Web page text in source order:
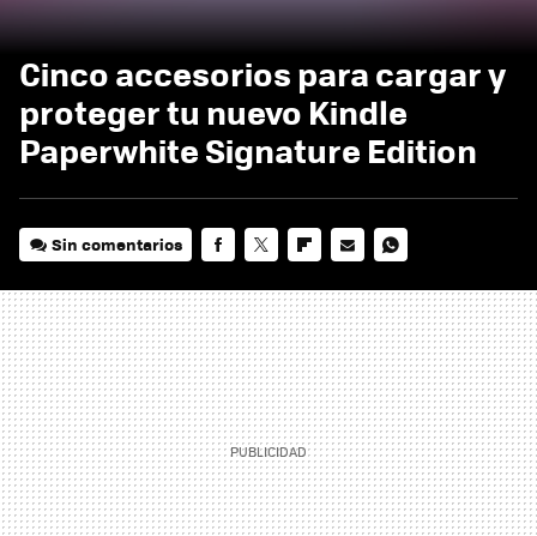
Cinco accesorios para cargar y
proteger tu nuevo Kindle
Paperwhite Signature Edition
Sin comentarios
MAIL